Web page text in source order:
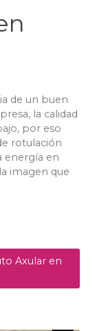
de un buen
la calidad
por eso
rotulación
energía en
imagen que
Axular en